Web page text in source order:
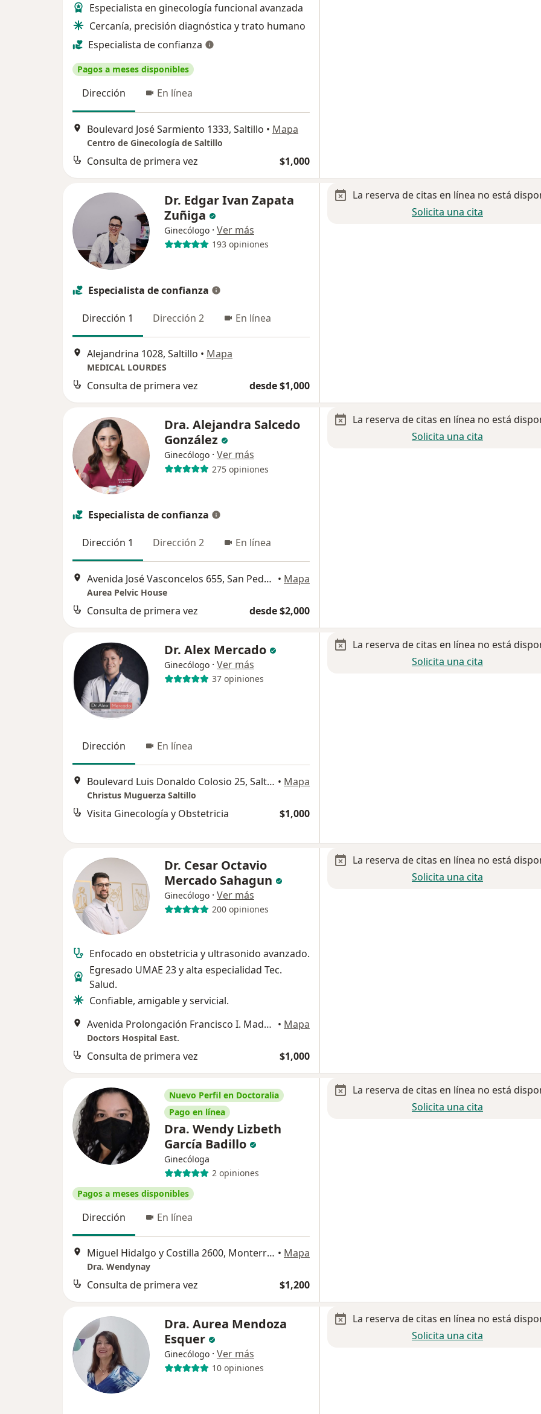
Especialista en ginecología funcional avanzada
Cercanía, precisión diagnóstica y trato humano
Especialista de confianza
Pagos a meses disponibles
Dirección En línea
Boulevard José Sarmiento 1333, Saltillo • Mapa
Centro de Ginecología de Saltillo
Consulta de primera vez $1,000
Dr. Edgar Ivan Zapata
Zuñiga
Ginecólogo · Ver más
193 opiniones
Especialista de confianza
Dirección 1 Dirección 2 En línea
Alejandrina 1028, Saltillo • Mapa
MEDICAL LOURDES
Consulta de primera vez desde $1,000
La reserva de citas en línea no está
Solicita una cita
Dra. Alejandra Salcedo
González
Ginecólogo · Ver más
275 opiniones
Especialista de confianza
Dirección 1 Dirección 2 En línea
Avenida José Vasconcelos 655, San Pedro Garza Garcia • Mapa
Aurea Pelvic House
Consulta de primera vez desde $2,000
La reserva de citas en línea no está
Solicita una cita
Dr. Alex Mercado
Ginecólogo · Ver más
37 opiniones
Dirección En línea
Boulevard Luis Donaldo Colosio 25, Saltillo • Mapa
Christus Muguerza Saltillo
Visita Ginecología y Obstetricia $1,000
La reserva de citas en línea no está
Solicita una cita
Dr. Cesar Octavio
Mercado Sahagun
Ginecólogo · Ver más
200 opiniones
Enfocado en obstetricia y ultrasonido avanzado.
Egresado UMAE 23 y alta especialidad Tec.
Salud.
Confiable, amigable y servicial.
Avenida Prolongación Francisco I. Madero 6060, Guadalupe • Mapa
Doctors Hospital East.
Consulta de primera vez $1,000
La reserva de citas en línea no está
Solicita una cita
Nuevo Perfil en Doctoralia
Pago en línea
Dra. Wendy Lizbeth
García Badillo
Ginecóloga
2 opiniones
Pagos a meses disponibles
Dirección En línea
Miguel Hidalgo y Costilla 2600, Monterrey • Mapa
Dra. Wendynay
Consulta de primera vez $1,200
La reserva de citas en línea no está
Solicita una cita
Dra. Aurea Mendoza
Esquer
Ginecólogo · Ver más
10 opiniones
La reserva de citas en línea no está
Solicita una cita